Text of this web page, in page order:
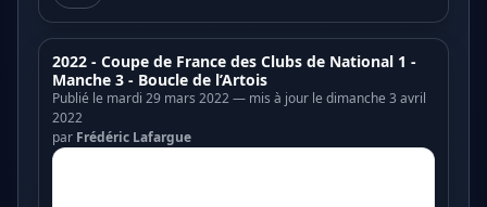
2022 - Coupe de France des Clubs de National 1 -
Manche 3 - Boucle de l’Artois
Publié le mardi 29 mars 2022 — mis à jour le dimanche 3 avril
2022
par Frédéric Lafargue